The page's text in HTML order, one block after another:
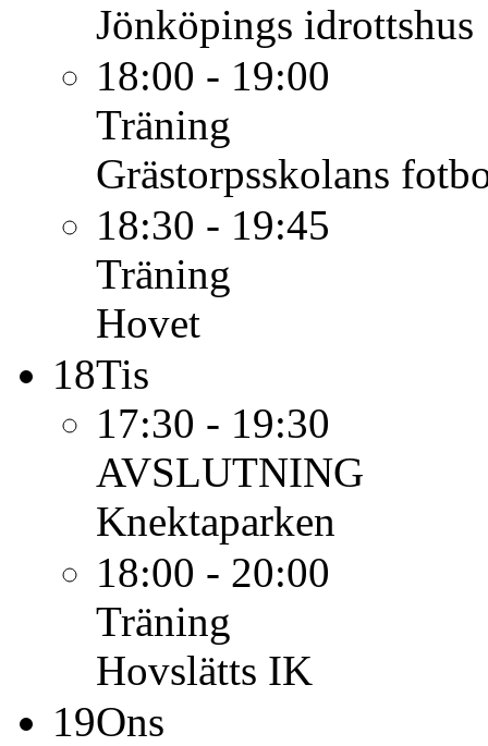
Jönköpings idrottshus
18:00 - 19:00
Träning
Grästorpsskolans
18:30 - 19:45
Träning
Hovet
18Tis
17:30 - 19:30
AVSLUTNING
Knektaparken
18:00 - 20:00
Träning
Hovslätts IK
19Ons